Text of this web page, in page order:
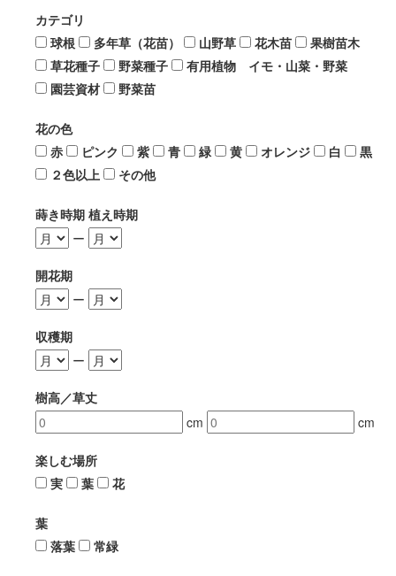
カテゴリ
球根
多年草（花苗） 山野草 花木苗
果樹苗木
草花種子
野菜種子
有用植物 イモ・山菜・野菜
園芸資材
野菜苗
花の色
赤
ピンク 紫 青 緑 黄 オレンジ 白
黒
２色以上
その他
蒔き時期 植え時期
ー
開花期
ー
収穫期
ー
樹高／草丈
cm
cm
楽しむ場所
実
葉 花
葉
落葉
常緑